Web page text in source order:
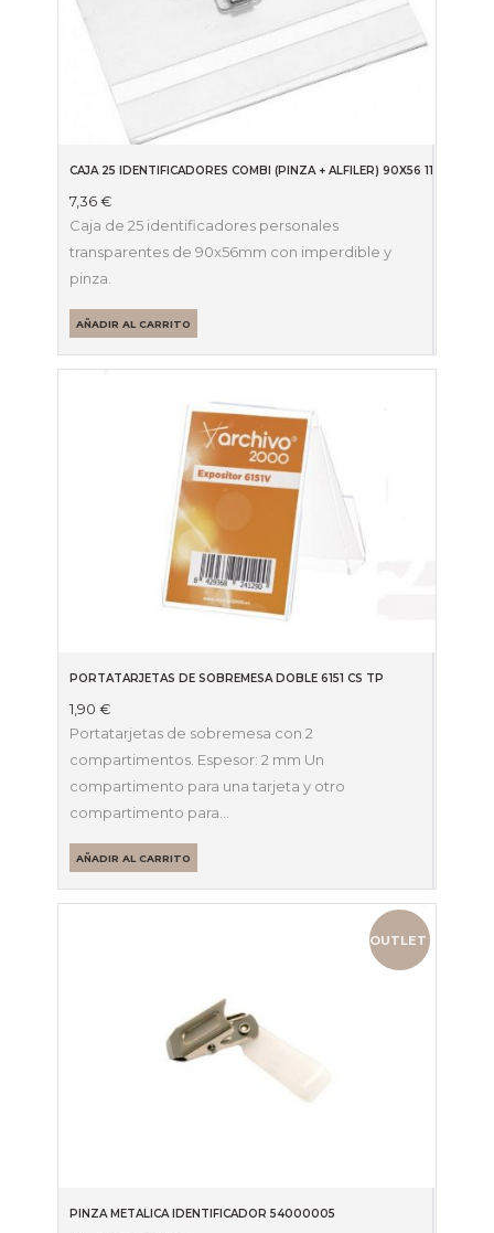
CAJA 25 IDENTIFICADORES COMBI (PINZA + ALFILER) 90X56 11746
7,36€
Caja de 25 identificadores personales
transparentes de 90x56mm con imperdible y
pinza.
AÑADIR AL CARRITO
PORTATARJETAS DE SOBREMESA DOBLE 6151 CS TP
1,90€
Portatarjetas de sobremesa con 2
compartimentos. Espesor: 2 mm Un
compartimento para una tarjeta y otro
compartimento para…
AÑADIR AL CARRITO
OUTLET
PINZA METALICA IDENTIFICADOR 54000005